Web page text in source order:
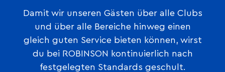
Damit wir unseren Gästen über alle Clubs
und über alle Bereiche hinweg einen
gleich guten Service bieten können, wirst
du bei ROBINSON kontinuierlich nach
festgelegten Standards geschult.